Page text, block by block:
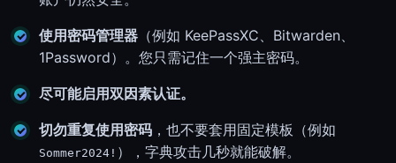
使用密码管理器 （例如 KeePassXC、Bitwarden、
1Password）。您只需记住一个强主密码。
尽可能启用双因素认证。
切勿重复使用密码 ，也不要套用固定模板（例如
Sommer2024! ），字典攻击几秒就能破解。